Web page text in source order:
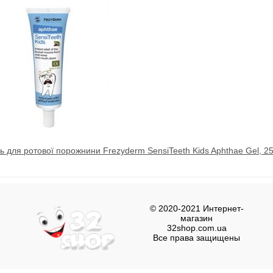
для ротової порожнини Frezyderm SensiTeeth Kids Aphthae Gel,
© 2020-2021 Интернет-
магазин
32shop.com.ua
Все права защищены